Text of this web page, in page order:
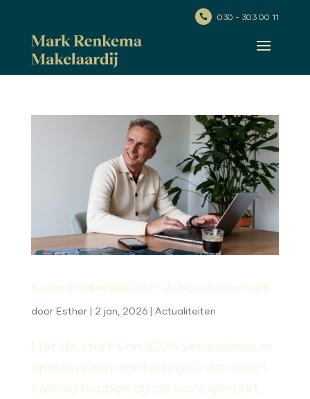
 030 - 303 00 11
Kopen of verkopen in 2026: dit is goed om te weten
door Esther| 2 jan, 2026| Actualiteiten
Met de start van 2026 veranderen er
opnieuw een aantal regels die direct
invloed hebben op de woningmarkt.